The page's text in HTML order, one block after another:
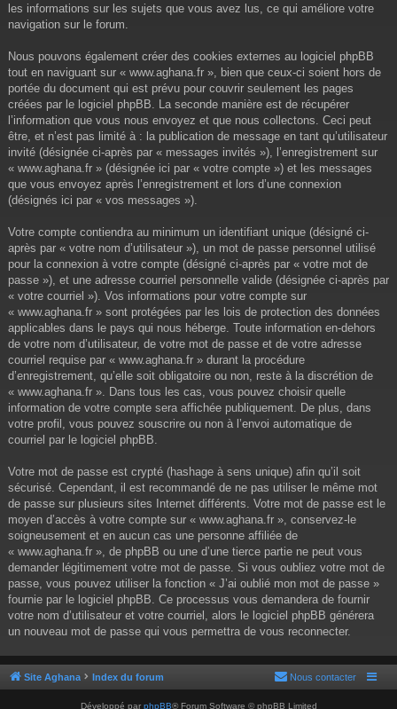
les informations sur les sujets que vous avez lus, ce qui améliore votre
navigation sur le forum.
Nous pouvons également créer des cookies externes au logiciel phpBB
tout en naviguant sur « www.aghana.fr », bien que ceux-ci soient hors de
portée du document qui est prévu pour couvrir seulement les pages
créées par le logiciel phpBB. La seconde manière est de récupérer
l’information que vous nous envoyez et que nous collectons. Ceci peut
être, et n’est pas limité à : la publication de message en tant qu’utilisateur
invité (désignée ci-après par « messages invités »), l’enregistrement sur
« www.aghana.fr » (désignée ici par « votre compte ») et les messages
que vous envoyez après l’enregistrement et lors d’une connexion
(désignés ici par « vos messages »).
Votre compte contiendra au minimum un identifiant unique (désigné ci-
après par « votre nom d’utilisateur »), un mot de passe personnel utilisé
pour la connexion à votre compte (désigné ci-après par « votre mot de
passe »), et une adresse courriel personnelle valide (désignée ci-après par
« votre courriel »). Vos informations pour votre compte sur
« www.aghana.fr » sont protégées par les lois de protection des données
applicables dans le pays qui nous héberge. Toute information en-dehors
de votre nom d’utilisateur, de votre mot de passe et de votre adresse
courriel requise par « www.aghana.fr » durant la procédure
d’enregistrement, qu’elle soit obligatoire ou non, reste à la discrétion de
« www.aghana.fr ». Dans tous les cas, vous pouvez choisir quelle
information de votre compte sera affichée publiquement. De plus, dans
votre profil, vous pouvez souscrire ou non à l’envoi automatique de
courriel par le logiciel phpBB.
Votre mot de passe est crypté (hashage à sens unique) afin qu’il soit
sécurisé. Cependant, il est recommandé de ne pas utiliser le même mot
de passe sur plusieurs sites Internet différents. Votre mot de passe est le
moyen d’accès à votre compte sur « www.aghana.fr », conservez-le
soigneusement et en aucun cas une personne affiliée de
« www.aghana.fr », de phpBB ou une d’une tierce partie ne peut vous
demander légitimement votre mot de passe. Si vous oubliez votre mot de
passe, vous pouvez utiliser la fonction « J’ai oublié mon mot de passe »
fournie par le logiciel phpBB. Ce processus vous demandera de fournir
votre nom d’utilisateur et votre courriel, alors le logiciel phpBB générera
un nouveau mot de passe qui vous permettra de vous reconnecter.
Site Aghana Index du forum Nous contacter
Développé par phpBB® Forum Software © phpBB Limited